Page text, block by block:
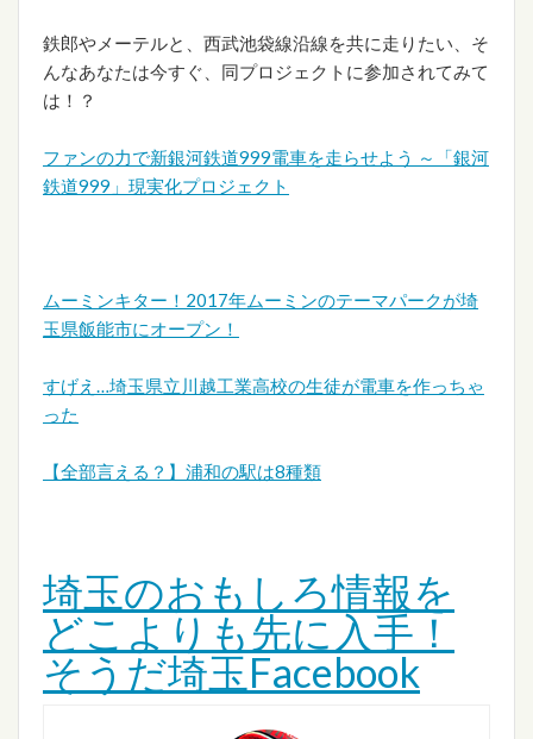
鉄郎やメーテルと、西武池袋線沿線を共に走りたい、そ
んなあなたは今すぐ、同プロジェクトに参加されてみて
は！？
ファンの力で新銀河鉄道999電車を走らせよう ～「銀河
鉄道999」現実化プロジェクト
ムーミンキター！2017年ムーミンのテーマパークが埼
玉県飯能市にオープン！
すげえ…埼玉県立川越工業高校の生徒が電車を作っちゃ
った
【全部言える？】浦和の駅は8種類
埼玉のおもしろ情報を
どこよりも先に入手！
そうだ埼玉Facebook